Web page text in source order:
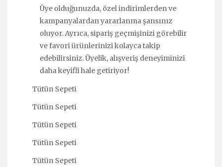
Üye olduğunuzda, özel indirimlerden ve
kampanyalardan yararlanma şansınız
oluyor. Ayrıca, sipariş geçmişinizi görebilir
ve favori ürünlerinizi kolayca takip
edebilirsiniz. Üyelik, alışveriş deneyiminizi
daha keyifli hale getiriyor!
Tütün Sepeti
Tütün Sepeti
Tütün Sepeti
Tütün Sepeti
Tütün Sepeti